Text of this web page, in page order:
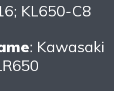
KL650-C8
: Kawasaki